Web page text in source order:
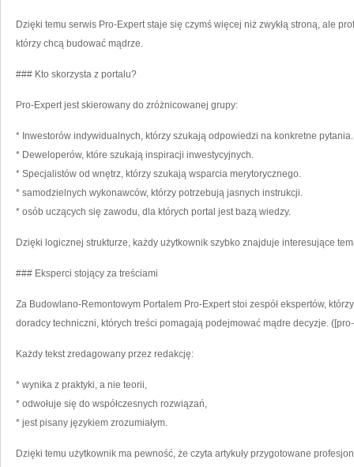
Dzięki temu serwis Pro-Expert staje się czymś więcej niż zwykłą stroną, ale
którzy chcą budować mądrze.
### Kto skorzysta z portalu?
Pro-Expert jest skierowany do zróżnicowanej grupy:
* Inwestorów indywidualnych, którzy szukają odpowiedzi na konkretne pytania.
* Deweloperów, które szukają inspiracji inwestycyjnych.
* Specjalistów od wnętrz, którzy szukają wsparcia merytorycznego.
* samodzielnych wykonawców, którzy potrzebują jasnych instrukcji.
* osób uczących się zawodu, dla których portal jest bazą wiedzy.
Dzięki logicznej strukturze, każdy użytkownik szybko znajduje interesujące
### Eksperci stojący za treściami
Za Budowlano-Remontowym Portalem Pro-Expert stoi zespół ekspertów,
doradcy techniczni, których treści pomagają podejmować mądre decyzje.
Każdy tekst zredagowany przez redakcję:
* wynika z praktyki, a nie teorii,
* odwołuje się do współczesnych rozwiązań,
* jest pisany językiem zrozumiałym.
Dzięki temu użytkownik ma pewność, że czyta artykuły przygotowane